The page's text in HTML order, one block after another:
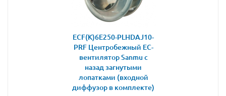
ECF(K)6E250-PLHDAJ10-
PRF Центробежный ЕС-
вентилятор Sanmu с
назад загнутыми
лопатками (входной
диффузор в комплекте)